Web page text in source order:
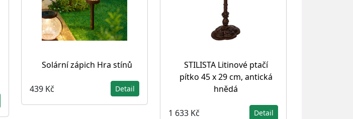
Solární zápich Hra stínů
439 Kč Detail
STILISTA Litinové ptačí
pítko 45 x 29 cm, antická
hnědá
1 633 Kč Detail